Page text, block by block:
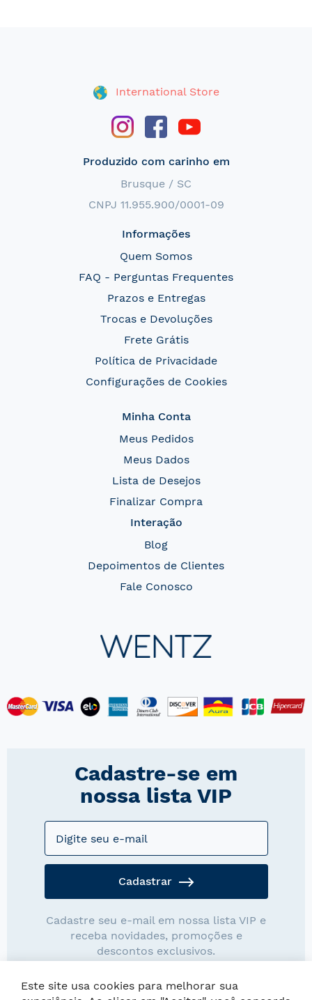
International Store
Produzido com carinho em
Brusque / SC
CNPJ 11.955.900/0001-09
Informações
Quem Somos
FAQ - Perguntas Frequentes
Prazos e Entregas
Trocas e Devoluções
Frete Grátis
Política de Privacidade
Configurações de Cookies
Minha Conta
Meus Pedidos
Meus Dados
Lista de Desejos
Finalizar Compra
Interação
Blog
Depoimentos de Clientes
Fale Conosco
Cadastre-se em
nossa lista VIP
Cadastrar
Cadastre seu e-mail em nossa lista VIP e
receba novidades, promoções e
descontos exclusivos.
Este site usa cookies para melhorar sua